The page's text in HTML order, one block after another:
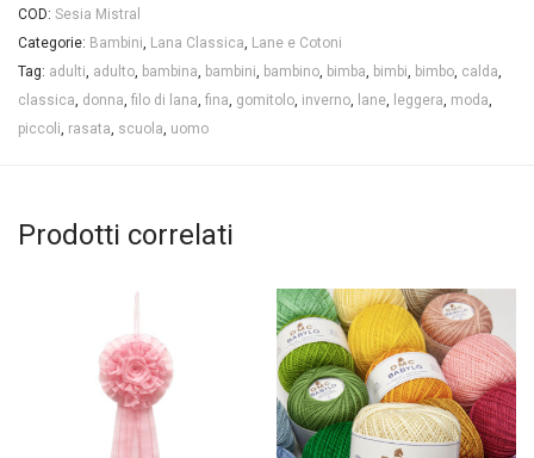
COD: Sesia Mistral
Categorie: Bambini, Lana Classica, Lane e Cotoni
Tag: adulti, adulto, bambina, bambini, bambino, bimba, bimbi, bimbo, calda,
classica, donna, filo di lana, fina, gomitolo, inverno, lane, leggera, moda,
piccoli, rasata, scuola, uomo
Prodotti correlati